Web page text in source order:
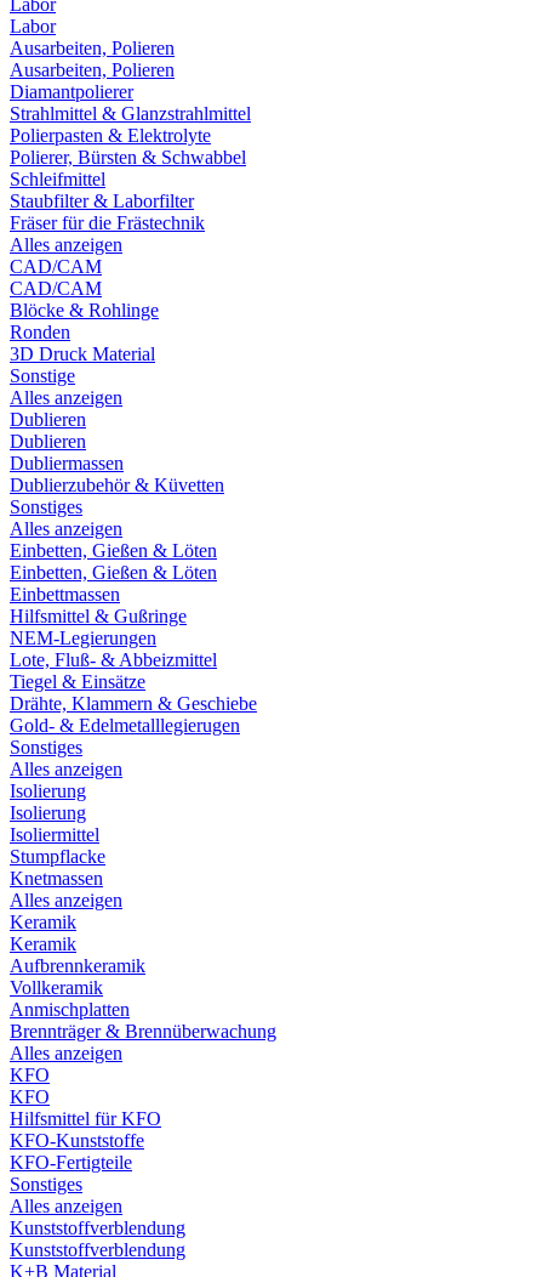
Labor
Labor
Ausarbeiten, Polieren
Ausarbeiten, Polieren
Diamantpolierer
Strahlmittel & Glanzstrahlmittel
Polierpasten & Elektrolyte
Polierer, Bürsten & Schwabbel
Schleifmittel
Staubfilter & Laborfilter
Fräser für die Frästechnik
Alles anzeigen
CAD/CAM
CAD/CAM
Blöcke & Rohlinge
Ronden
3D Druck Material
Sonstige
Alles anzeigen
Dublieren
Dublieren
Dubliermassen
Dublierzubehör & Küvetten
Sonstiges
Alles anzeigen
Einbetten, Gießen & Löten
Einbetten, Gießen & Löten
Einbettmassen
Hilfsmittel & Gußringe
NEM-Legierungen
Lote, Fluß- & Abbeizmittel
Tiegel & Einsätze
Drähte, Klammern & Geschiebe
Gold- & Edelmetalllegierugen
Sonstiges
Alles anzeigen
Isolierung
Isolierung
Isoliermittel
Stumpflacke
Knetmassen
Alles anzeigen
Keramik
Keramik
Aufbrennkeramik
Vollkeramik
Anmischplatten
Brennträger & Brennüberwachung
Alles anzeigen
KFO
KFO
Hilfsmittel für KFO
KFO-Kunststoffe
KFO-Fertigteile
Sonstiges
Alles anzeigen
Kunststoffverblendung
Kunststoffverblendung
K+B Material